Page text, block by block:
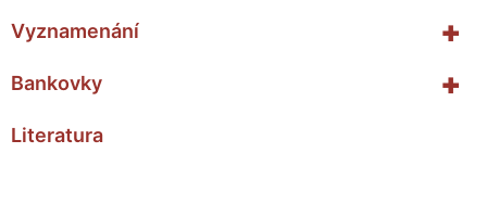
+
Vyznamenání
+
Bankovky
Literatura